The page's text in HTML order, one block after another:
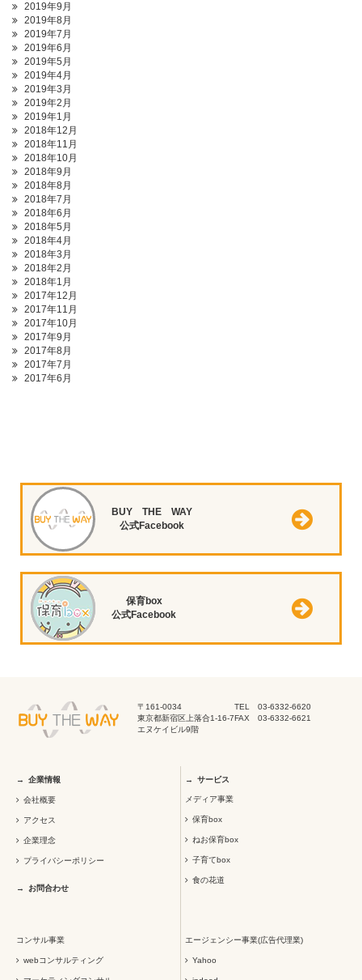
2019年9月
2019年8月
2019年7月
2019年6月
2019年5月
2019年4月
2019年3月
2019年2月
2019年1月
2018年12月
2018年11月
2018年10月
2018年9月
2018年8月
2018年7月
2018年6月
2018年5月
2018年4月
2018年3月
2018年2月
2018年1月
2017年12月
2017年11月
2017年10月
2017年9月
2017年8月
2017年7月
2017年6月
BUY THE WAY
公式Facebook
保育box
公式Facebook
〒161-0034
東京都新宿区上落合1-16-7
エヌケイビル9階
TEL 03-6332-6620
FAX 03-6332-6621
企業情報
会社概要
アクセス
企業理念
プライバシーポリシー
お問合わせ
サービス
メディア事業
保育box
ねお保育box
子育てbox
食の花道
コンサル事業
webコンサルティング
エージェンシー事業(広告代理業)
Yahoo